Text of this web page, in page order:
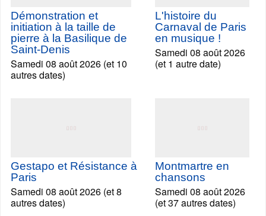
Démonstration et
initiation à la taille de
pierre à la Basilique de
Saint-Denis
Samedi 08 août 2026 (et 10
autres dates)
L'histoire du
Carnaval de Paris
en musique !
Samedi 08 août 2026
(et 1 autre date)
Gestapo et Résistance à
Paris
Samedi 08 août 2026 (et 8
autres dates)
Montmartre en
chansons
Samedi 08 août 2026
(et 37 autres dates)